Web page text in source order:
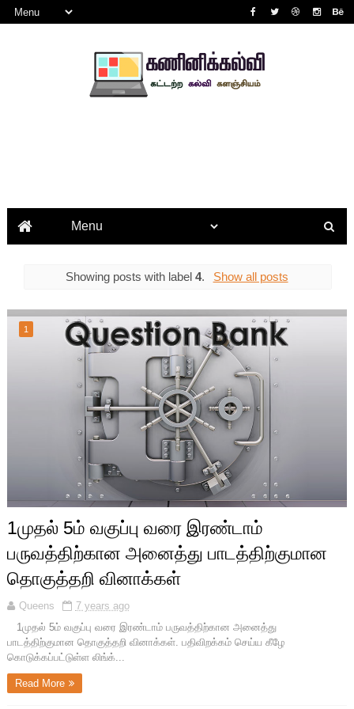
Showing posts with label4. Show all posts
1
1முதல் 5ம் வகுப்பு வரை இரண்டாம்
பருவத்திற்கான அனைத்து பாடத்திற்குமான
தொகுத்தறி வினாக்கள்
Queens
7 years ago
1முதல் 5ம் வகுப்பு வரை இரண்டாம் பருவத்திற்கான அனைத்து
பாடத்திற்குமான தொகுத்தறி வினாக்கள். பதிவிறக்கம் செய்ய கீழே
கொடுக்கப்பட்டுள்ள லிங்க்...
Read More